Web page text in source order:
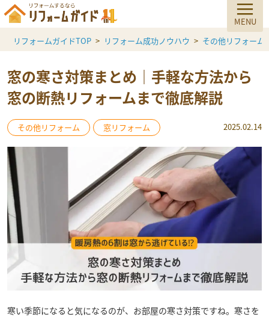
リフォームガイドTOP リフォーム成功ノウハウ その他リフォーム
窓の寒さ対策まとめ｜手軽な方法から
窓の断熱リフォームまで徹底解説
その他リフォーム 窓リフォーム 2025.02.14
寒い季節になると気になるのが、お部屋の寒さ対策ですね。寒さを